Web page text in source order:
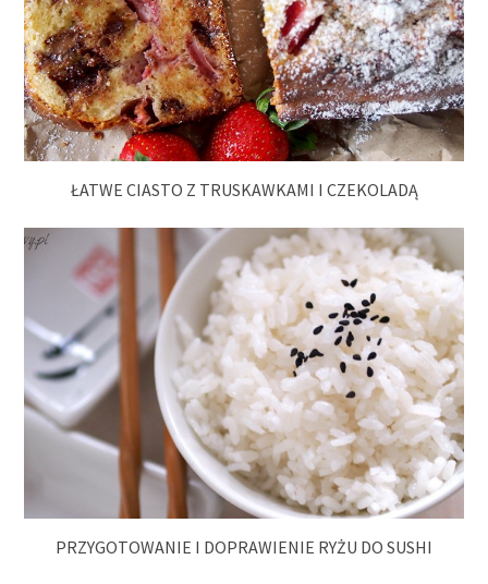
ŁATWE CIASTO Z TRUSKAWKAMI I CZEKOLADĄ
PRZYGOTOWANIE I DOPRAWIENIE RYŻU DO SUSHI